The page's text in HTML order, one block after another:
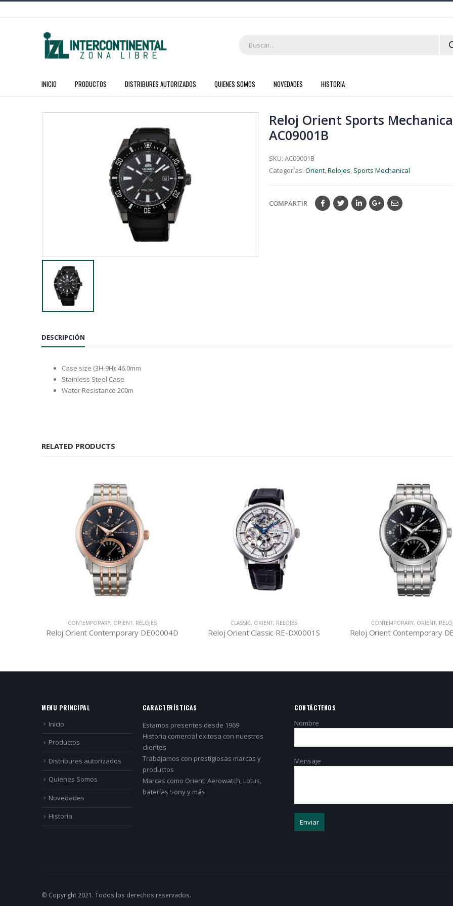
INICIO PRODUCTOS DISTRIBURES AUTORIZADOS QUIENES SOMOS NOVEDADES HISTORIA
Reloj Orient Sports
AC09001B
SKU: AC09001B
Categorías: Orient,Relojes, Sports Mechanical
COMPARTIR
DESCRIPCIÓN
Case size (3H-9H): 46.0mm
Stainless Steel Case
Water Resistance 200m
RELATED PRODUCTS
CONTEMPORARY, ORIENT, RELOJES
Reloj Orient Contemporary DE00004D
CLASSIC, ORIENT, RELOJES
Reloj Orient Classic RE-DX0001S
CONTEMPORARY, ORIENT,
Reloj Orient Contemporary
MENU PRINCIPAL
Inicio
Productos
Distribures autorizados
Quienes Somos
Novedades
Historia
CARACTERÍSTICAS
Estamos presentes desde 1969
Historia comercial exitosa con nuestros
clientes
Trabajamos con prestigiosas marcas y
productos
Marcas como Orient, Aerowatch, Lotus,
baterías Sony y más
CONTÁCTENOS
Nombre
Mensaje
© Copyright 2021. Todos los derechos reservados.